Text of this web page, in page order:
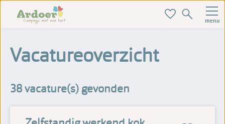
menu
Vacatureoverzicht
38vacature(s) gevonden